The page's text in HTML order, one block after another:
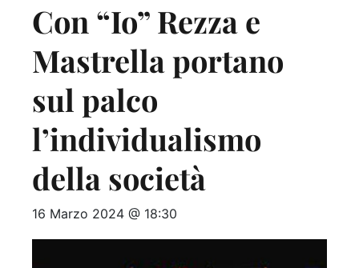
Con “Io” Rezza e
Mastrella portano
sul palco
l’individualismo
della società
16 Marzo 2024 @ 18:30